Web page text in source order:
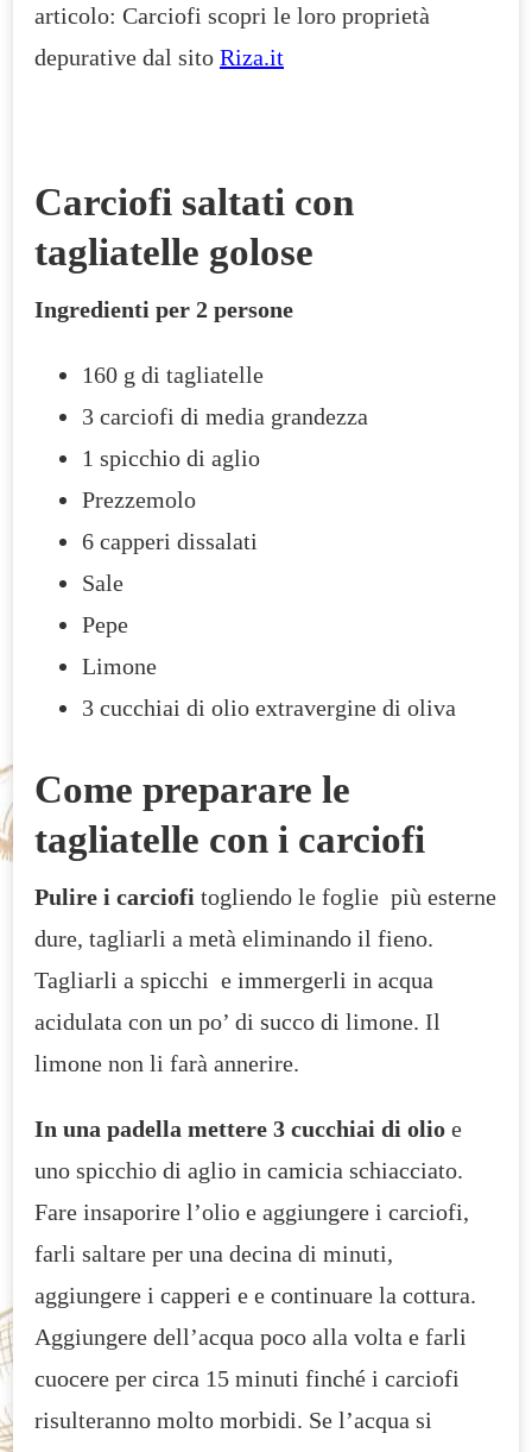
articolo: Carciofi scopri le loro proprietà
depurative dal sito Riza.it
Carciofi saltati con
tagliatelle golose
Ingredienti per 2 persone
160 g di tagliatelle
3 carciofi di media grandezza
1 spicchio di aglio
Prezzemolo
6 capperi dissalati
Sale
Pepe
Limone
3 cucchiai di olio extravergine di oliva
Come preparare le
tagliatelle con i carciofi
Pulire i carciofi togliendo le foglie più esterne
dure, tagliarli a metà eliminando il fieno.
Tagliarli a spicchi e immergerli in acqua
acidulata con un po’ di succo di limone. Il
limone non li farà annerire.
In una padella mettere 3 cucchiai di olio e
uno spicchio di aglio in camicia schiacciato.
Fare insaporire l’olio e aggiungere i carciofi,
farli saltare per una decina di minuti,
aggiungere i capperi e e continuare la cottura.
Aggiungere dell’acqua poco alla volta e farli
cuocere per circa 15 minuti finché i carciofi
risulteranno molto morbidi. Se l’acqua si